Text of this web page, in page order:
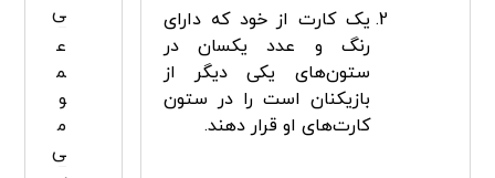
یک کارت از خود که دارای
رنگ و عدد یکسان در
ستون‌های یکی دیگر از
بازیکنان است را در ستون
کارت‌های او قرار دهند.
ی
ع
م
و
م
ی